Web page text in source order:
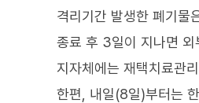
격리기간 발생한 폐기물
종료 후 3일이 지나면 외
지자체에는 재택치료관
한편, 내일(8일)부터는